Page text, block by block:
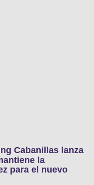
Cabanillas lanza
la
para el nuevo